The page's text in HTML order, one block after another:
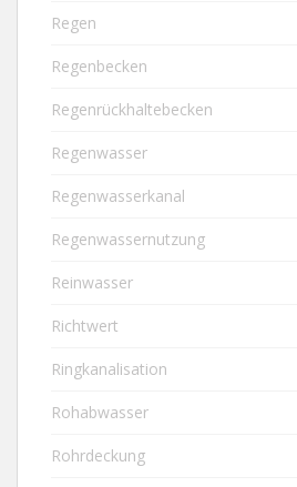
Regen
Regenbecken
Regenrückhaltebecken
Regenwasser
Regenwasserkanal
Regenwassernutzung
Reinwasser
Richtwert
Ringkanalisation
Rohabwasser
Rohrdeckung